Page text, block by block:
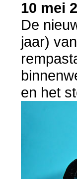
10 mei
De
jaar)
en het